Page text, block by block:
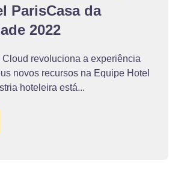
ParisCasa da
2022
revoluciona a experiência
novos recursos na Equipe Hotel
hoteleira está...